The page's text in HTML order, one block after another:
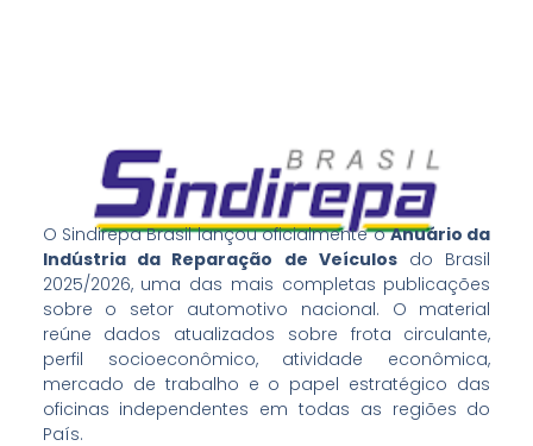
O Sindirepa Brasil lançou oficialmente oAnuário da
Indústria da Reparação de Veículosdo Brasil
2025/2026, uma das mais completas publicações
sobre o setor automotivo nacional. O material
reúne dados atualizados sobre frota circulante,
perfil socioeconômico, atividade econômica,
mercado de trabalho e o papel estratégico das
oficinas independentes em todas as regiões do
País.